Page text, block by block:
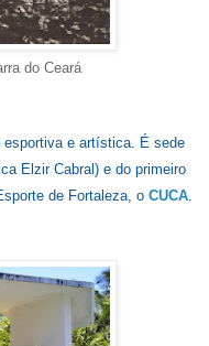
do Ceará
esportiva e artística. É sede
Elzir Cabral) e do primeiro
de Fortaleza, o CUCA